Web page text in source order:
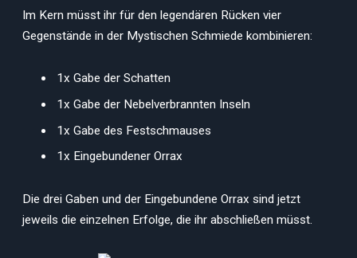
Im Kern müsst ihr für den legendären Rücken vier
Gegenstände in der Mystischen Schmiede kombinieren:
1x Gabe der Schatten
1x Gabe der Nebelverbrannten Inseln
1x Gabe des Festschmauses
1x Eingebundener Orrax
Die drei Gaben und der Eingebundene Orrax sind jetzt
jeweils die einzelnen Erfolge, die ihr abschließen müsst.